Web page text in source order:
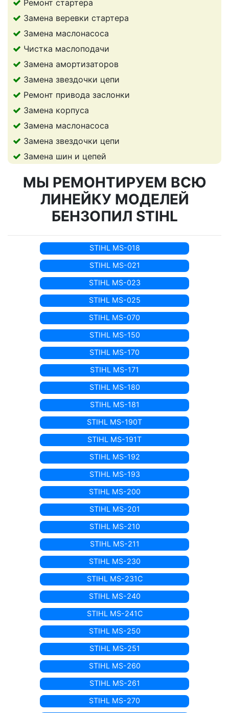
Ремонт стартера
Замена веревки стартера
Замена маслонасоса
Чистка маслоподачи
Замена амортизаторов
Замена звездочки цепи
Ремонт привода заслонки
Замена корпуса
Замена маслонасоса
Замена звездочки цепи
Замена шин и цепей
МЫ РЕМОНТИРУЕМ ВСЮ
ЛИНЕЙКУ МОДЕЛЕЙ
БЕНЗОПИЛ STIHL
STIHL MS-018
STIHL MS-021
STIHL MS-023
STIHL MS-025
STIHL MS-070
STIHL MS-150
STIHL MS-170
STIHL MS-171
STIHL MS-180
STIHL MS-181
STIHL MS-190T
STIHL MS-191T
STIHL MS-192
STIHL MS-193
STIHL MS-200
STIHL MS-201
STIHL MS-210
STIHL MS-211
STIHL MS-230
STIHL MS-231C
STIHL MS-240
STIHL MS-241C
STIHL MS-250
STIHL MS-251
STIHL MS-260
STIHL MS-261
STIHL MS-270